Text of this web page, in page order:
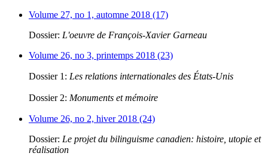
Volume 27, no 1, automne 2018 (17)
Dossier: L'oeuvre de François-Xavier Garneau
Volume 26, no 3, printemps 2018 (23)
Dossier 1: Les relations internationales des États-Unis
Dossier 2: Monuments et mémoire
Volume 26, no 2, hiver 2018 (24)
Dossier: Le projet du bilinguisme canadien: histoire, utopie et
réalisation